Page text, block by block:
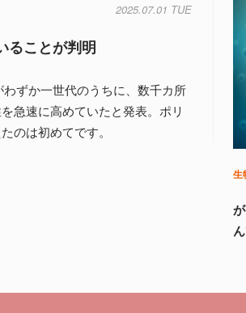
2025.07.01 TUE
ることが判明
ずか一世代のうちに、数千カ所
急速に高めていたと発表。ポリ
のは初めてです。
生